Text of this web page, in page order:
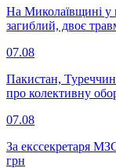
На Миколаївщині у
загиблий, двоє
07.08
Пакистан,
про колективну
07.08
За екссекретаря
грн